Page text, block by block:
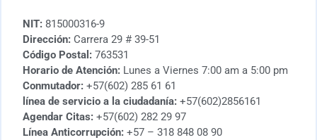
NIT: 815000316-9
Dirección: Carrera 29 # 39-51
Código Postal: 763531
Horario de Atención: Lunes a Viernes 7:00 am a 5:00 pm
Conmutador: +57(602) 285 61 61
línea de servicio a la ciudadanía: +57(602)2856161
Agendar Citas: +57(602) 282 29 97
Línea Anticorrupción: +57 – 318 848 08 90